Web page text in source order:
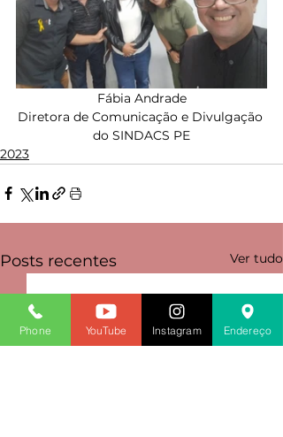
Fábia Andrade
Diretora de Comunicação e Divulgação
do SINDACS PE
2023
Posts recentes Ver tudo
Phone YouTube Instagram Endereço